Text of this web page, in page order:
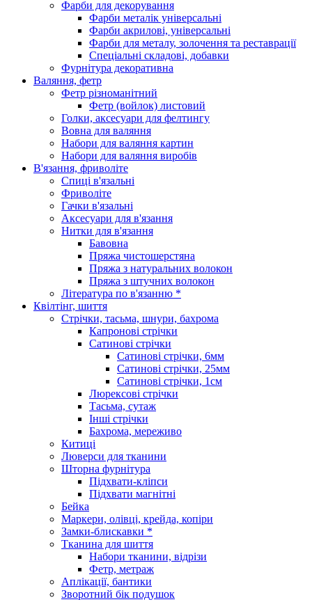
Фарби для декорування
Фарби металік універсальні
Фарби акрилові, універсальні
Фарби для металу, золочення та реставрації
Спеціальні складові, добавки
Фурнітура декоративна
Валяння, фетр
Фетр різноманітний
Фетр (войлок) листовий
Голки, аксесуари для фелтингу
Вовна для валяння
Набори для валяння картин
Набори для валяння виробів
В'язання, фриволіте
Спиці в'язальні
Фриволіте
Гачки в'язальні
Аксесуари для в'язання
Нитки для в'язання
Бавовна
Пряжа чистошерстяна
Пряжа з натуральних волокон
Пряжа з штучних волокон
Література по в'язанню *
Квілтінг, шиття
Стрічки, тасьма, шнури, бахрома
Капронові стрічки
Сатинові стрічки
Сатинові стрічки, 6мм
Сатинові стрічки, 25мм
Сатинові стрічки, 1см
Люрексові стрічки
Тасьма, сутаж
Інші стрічки
Бахрома, мереживо
Китиці
Люверси для тканини
Шторна фурнітура
Підхвати-кліпси
Підхвати магнітні
Бейка
Маркери, олівці, крейда, копіри
Замки-блискавки *
Тканина для шиття
Набори тканини, відрізи
Фетр, метраж
Аплікації, бантики
Зворотний бік подушок